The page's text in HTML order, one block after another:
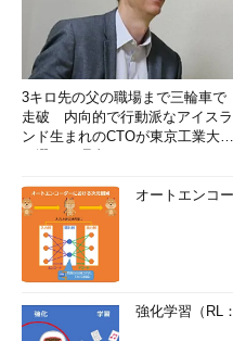
3キロ先の父の職場まで三輪車で
走破 内向的で行動派なアイスラ
ンド生まれのCTOが東京工業大学
オートエンコ
強化学習（RL